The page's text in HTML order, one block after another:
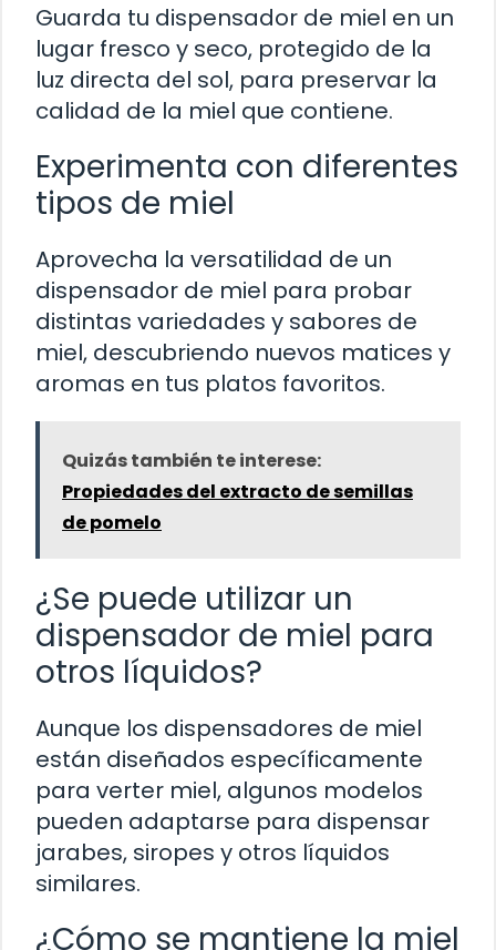
Guarda tu dispensador de miel en un
lugar fresco y seco, protegido de la
luz directa del sol, para preservar la
calidad de la miel que contiene.
Experimenta con diferentes
tipos de miel
Aprovecha la versatilidad de un
dispensador de miel para probar
distintas variedades y sabores de
miel, descubriendo nuevos matices y
aromas en tus platos favoritos.
Quizás también te interese:
Propiedades del extracto de semillas
de pomelo
¿Se puede utilizar un
dispensador de miel para
otros líquidos?
Aunque los dispensadores de miel
están diseñados específicamente
para verter miel, algunos modelos
pueden adaptarse para dispensar
jarabes, siropes y otros líquidos
similares.
¿Cómo se mantiene la miel